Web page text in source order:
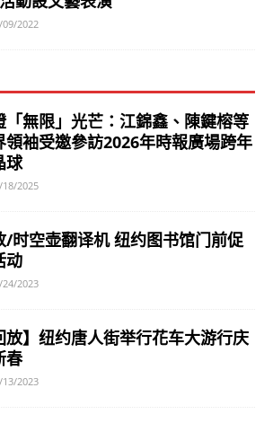
09/2022
「無限」光芒：江錦鑫、陳鍵榕等
領袖受邀參訪2026年時報廣場跨年
球
18/2025
/时空壶翻译机 纽约图书馆门前促
动
24/2023
放】纽约唐人街举行花车大游行庆
春
13/2023